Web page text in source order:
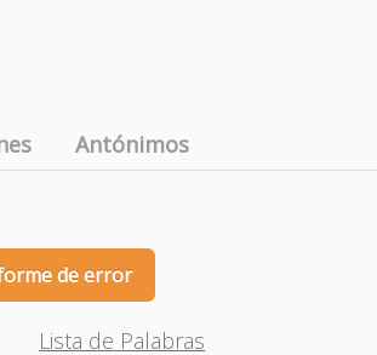
Antónimos
de error
Lista de Palabras